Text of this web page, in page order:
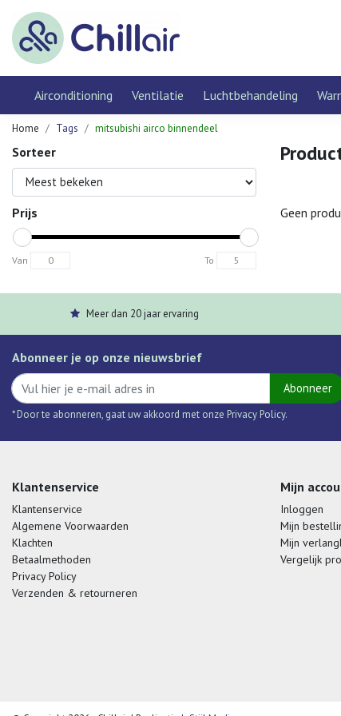
Airconditioning Ventilatie Luchtbehandeling
Home Tags mitsubishi airco binnendeel
Sorteer
Prijs
Van To
Geen
Meer dan 20 jaar ervaring
Abonneer je op onze nieuwsbrief
Abonneer
* Door te abonneren, gaat uw akkoord met onze Privacy Policy.
Klantenservice
Klantenservice
Algemene Voorwaarden
Klachten
Betaalmethoden
Privacy Policy
Verzenden & retourneren
Mijn
Inloggen
Mijn
Mijn
Vergelijk